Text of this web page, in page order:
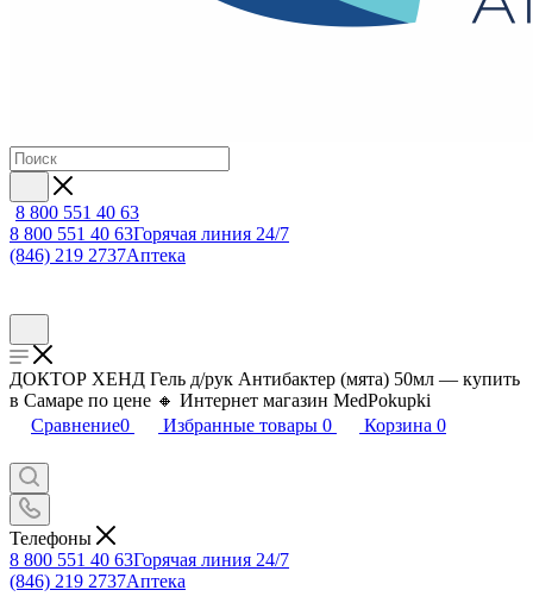
8 800 551 40 63
8 800 551 40 63Горячая линия 24/7
(846) 219 2737Аптека
ДОКТОР ХЕНД Гель д/рук Антибактер (мята) 50мл — купить
в Самаре по цене 🔸 Интернет магазин MedPokupki
Сравнение0 Избранные товары 0 Корзина 0
Телефоны
8 800 551 40 63Горячая линия 24/7
(846) 219 2737Аптека